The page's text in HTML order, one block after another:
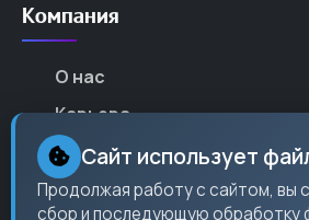
Компания
О нас
Карьера
Партнеры
Контакты
Сайт использует
Продолжая работу с сайтом, вы
сбор и последующую обработку